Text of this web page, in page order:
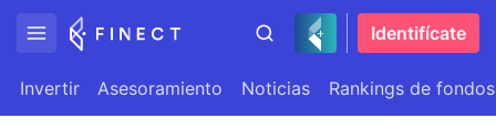
Identifícate
Invertir Asesoramiento Noticias Rankings de fondos